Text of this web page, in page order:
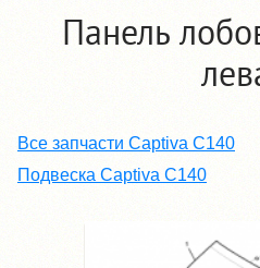
Панель
Все запчасти Captiva C140
Подвеска Captiva C140